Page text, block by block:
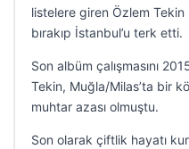
listelere giren Özlem
bırakıp İstanbul’u terk etti.
Son albüm çalışmasını
Tekin, Muğla/Milas’ta bir
muhtar azası olmuştu.
Son olarak çiftlik hayatı